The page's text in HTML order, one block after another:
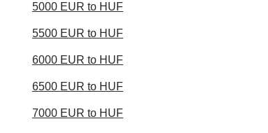
5000 EUR to HUF
5500 EUR to HUF
6000 EUR to HUF
6500 EUR to HUF
7000 EUR to HUF